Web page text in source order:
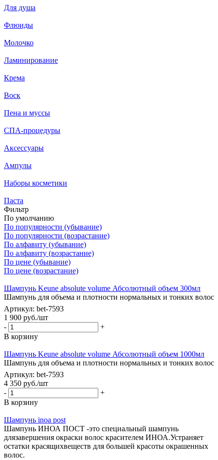
Для душа
Флюиды
Молочко
Ламинирование
Крема
Воск
Пена и муссы
СПА-процедуры
Аксессуары
Ампулы
Наборы косметики
Паста
Фильтр
По умолчанию
По популярности (убывание)
По популярности (возрастание)
По алфавиту (убывание)
По алфавиту (возрастание)
По цене (убывание)
По цене (возрастание)
Шампунь Keune absolute volume Абсолютный объем 300мл
Шампунь для объема и плотности нормальных и тонких волос
Артикул: bet-7593
1 900 руб./шт
-
+
В корзину
Шампунь Keune absolute volume Абсолютный объем 1000мл
Шампунь для объема и плотности нормальных и тонких волос
Артикул: bet-7593
4 350 руб./шт
-
+
В корзину
Шампунь inoa post
Шампунь ИНОА ПОСТ -это специальный шампунь
длязавершения окраски волос красителем ИНОА.Устраняет
остатки красящихвеществ для большей красоты окрашенных
волос.